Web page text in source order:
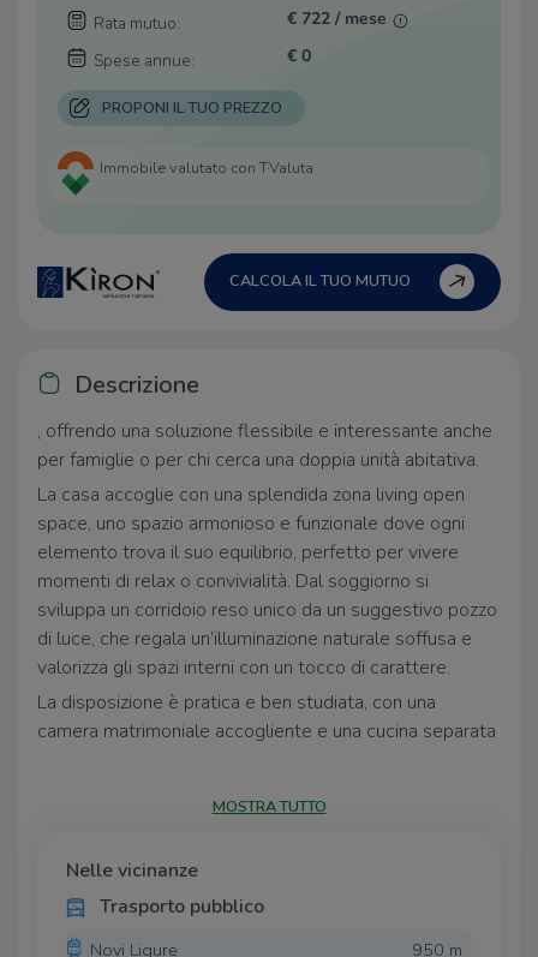
Rata mutuo:
€ 722 / mese
Spese annue:
€ 0
PROPONI IL TUO PREZZO
Immobile valutato con T·Valuta
CALCOLA IL TUO MUTUO
Descrizione
, offrendo una soluzione flessibile e interessante anche
per famiglie o per chi cerca una doppia unità abitativa.
La casa accoglie con una splendida zona living open
space, uno spazio armonioso e funzionale dove ogni
elemento trova il suo equilibrio, perfetto per vivere
momenti di relax o convivialità. Dal soggiorno si
sviluppa un corridoio reso unico da un suggestivo pozzo
di luce, che regala un’illuminazione naturale soffusa e
valorizza gli spazi interni con un tocco di carattere.
La disposizione è pratica e ben studiata, con una
camera matrimoniale accogliente e una cucina separata
davvero speciale, impreziosito da un caratteristico forno
condividere. L’affaccio è aperto e piacevole, con vista
sul giardino di pertinenza, sui box e sul cortile,
garantendo tranquillità e respiro.
MOSTRA TUTTO
Nelle vicinanze
Trasporto pubblico
Novi Ligure
950 m